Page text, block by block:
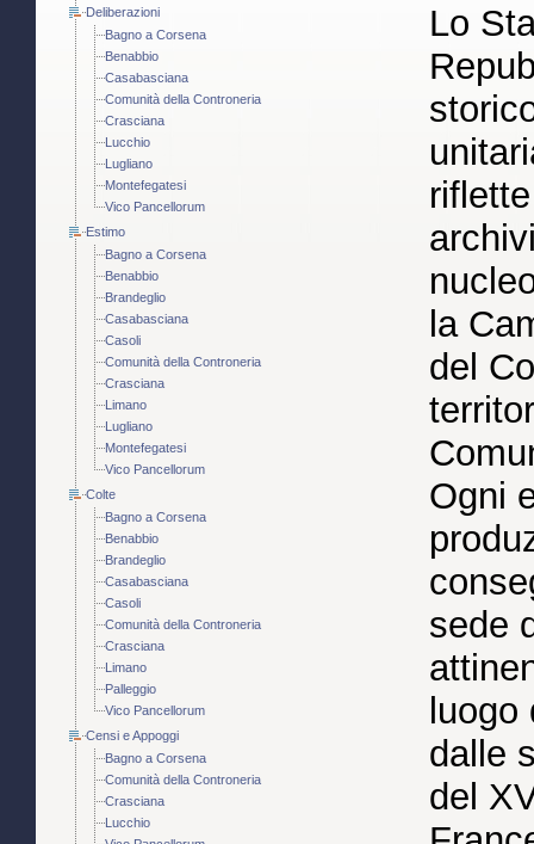
Deliberazioni
Bagno a Corsena
Benabbio
Casabasciana
Comunità della Controneria
Crasciana
Lucchio
Lugliano
Montefegatesi
Vico Pancellorum
Estimo
Bagno a Corsena
Benabbio
Brandeglio
Casabasciana
Casoli
Comunità della Controneria
Crasciana
Limano
Lugliano
Montefegatesi
Vico Pancellorum
Colte
Bagno a Corsena
Benabbio
Brandeglio
Casabasciana
Casoli
Comunità della Controneria
Crasciana
Limano
Palleggio
Vico Pancellorum
Censi e Appoggi
Bagno a Corsena
Comunità della Controneria
Crasciana
Lucchio
Lo
la
del
Ogni
sede
dalle
del